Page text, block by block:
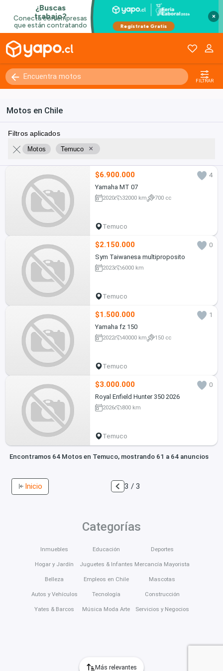
×
FILTRAR
Motos en Chile
Filtros aplicados
Motos Temuco ×
Más relevantes
$6.900.000
4
Yamaha MT 07
2020 32000 km 700 cc
Temuco
$2.150.000
0
Sym Taiwanesa multiproposito
2023 6000 km
Temuco
$1.500.000
1
Yamaha fz 150
2022 40000 km 150 cc
Temuco
$3.000.000
0
Royal Enfield Hunter 350 2026
2026 800 km
Temuco
Encontramos 64 Motos en Temuco, mostrando 61 a 64 anuncios
Inicio 3 / 3
Categorías
Inmuebles
Hogar y Jardín
Belleza
Autos y Vehículos
Yates & Barcos
Educación
Juguetes & Infantes
Empleos en Chile
Tecnología
Música Moda Arte
Deportes
Mercancía Mayorista
Mascotas
Construcción
Servicios y Negocios